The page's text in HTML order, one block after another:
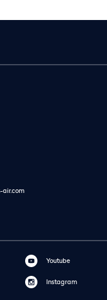
air.com
Youtube
Instagram